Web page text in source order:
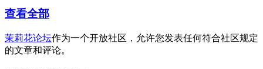
查看全部
茉莉花论坛作为一个开放社区，允许您发表任何符合社区规定
的文章和评论。